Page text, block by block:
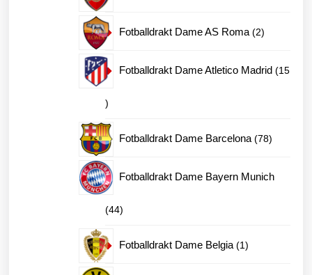
Fotballdrakt Dame AS Roma 22
Fotballdrakt Dame Atletico Madrid 15
15
produkter
Fotballdrakt Dame Barcelona 7878
Fotballdrakt Dame Bayern Munich
4444
produkter
Fotballdrakt Dame Belgia 11